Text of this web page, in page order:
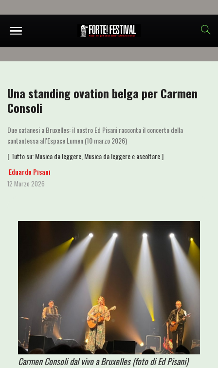
Una standing ovation belga per Carmen
Consoli
Due catanesi a Bruxelles: il nostro Ed Pisani racconta il concerto della
cantantessa all’Espace Lumen (10 marzo 2026)
[ Tutto su:Musica da leggere Musica da leggere e ascoltare]
Eduardo Pisani
12 Marzo 2026
Carmen Consoli dal vivo a Bruxelles (foto di Ed Pisani)